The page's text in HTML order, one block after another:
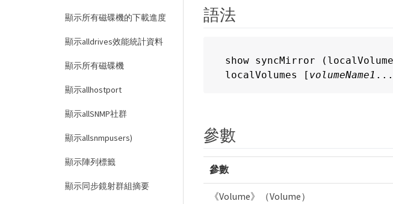
顯示所有磁碟機的下載進度
顯示alldrives效能統計資料
顯示所有磁碟機
顯示allhostport
顯示allSNMP社群
顯示allsnmpusers)
顯示陣列標籤
顯示同步鏡射群組摘要
語法
show syncMirror
localVolumes [ volumeName1
參數
參數
《Volume》（Volume）